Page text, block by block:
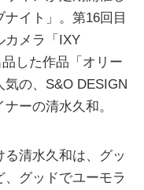
イト」。第16回目
カメラ「IXY
した作品「オリー
の、S&O DESIGN
ーの清水久和。
清水久和は、グッ
、グッドでユーモラ